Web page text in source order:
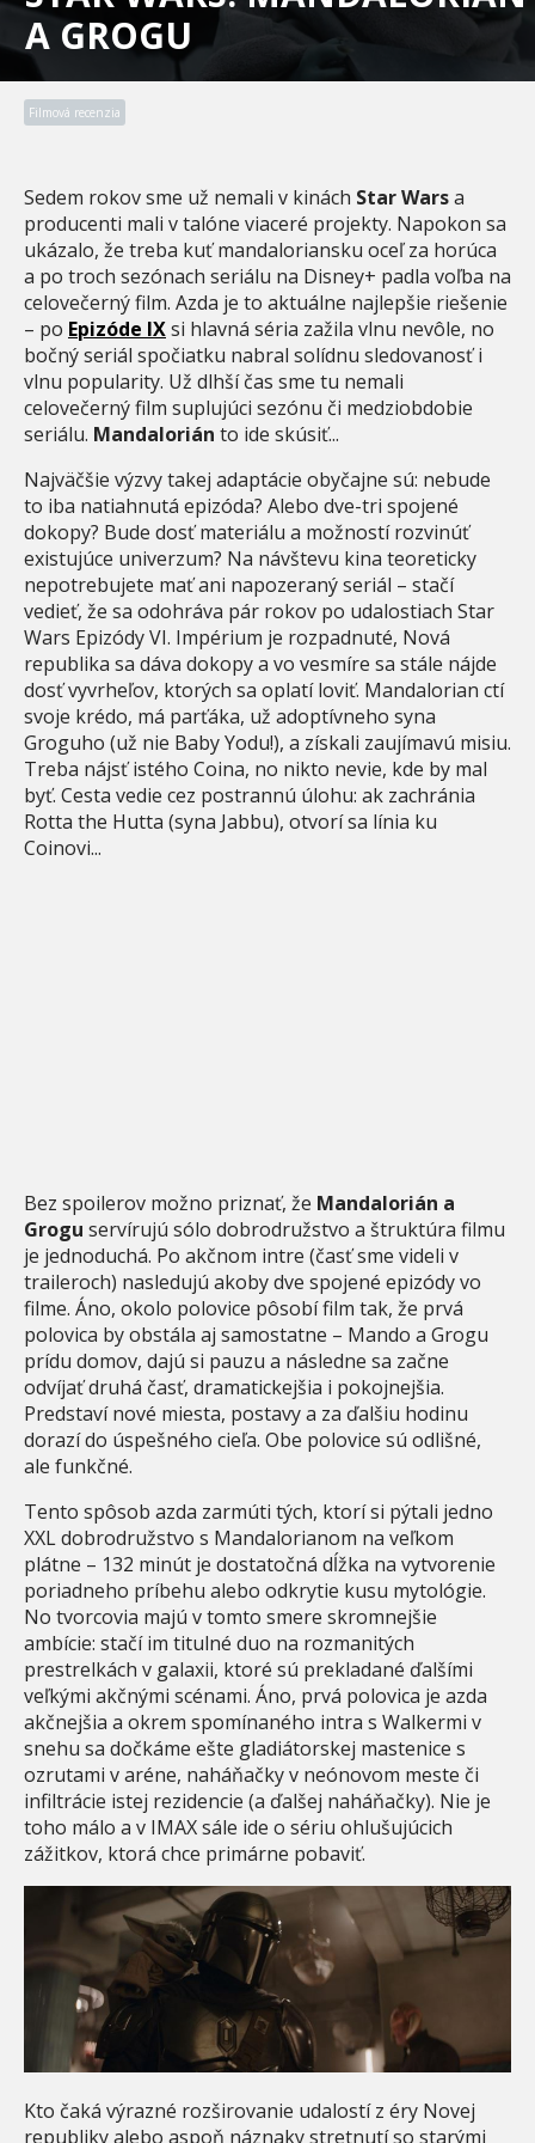
A GROGU
Filmová recenzia
Sedem rokov sme už nemali v kinách Star Warsa
producenti mali v talóne viaceré projekty. Napokon sa
ukázalo, že treba kuť mandaloriansku oceľ za horúca
a po troch sezónach seriálu na Disney+ padla voľba na
celovečerný film. Azda je to aktuálne najlepšie riešenie
– po Epizóde IXsi hlavná séria zažila vlnu nevôle, no
bočný seriál spočiatku nabral solídnu sledovanosť i
vlnu popularity. Už dlhší čas sme tu nemali
celovečerný film suplujúci sezónu či medziobdobie
seriálu. Mandalorián to ide skúsiť...
Najväčšie výzvy takej adaptácie obyčajne sú: nebude
to iba natiahnutá epizóda? Alebo dve-tri spojené
dokopy? Bude dosť materiálu a možností rozvinúť
existujúce univerzum? Na návštevu kina teoreticky
nepotrebujete mať ani napozeraný seriál – stačí
vedieť, že sa odohráva pár rokov po udalostiach Star
Wars Epizódy VI. Impérium je rozpadnuté, Nová
republika sa dáva dokopy a vo vesmíre sa stále nájde
dosť vyvrheľov, ktorých sa oplatí loviť. Mandalorian ctí
svoje krédo, má parťáka, už adoptívneho syna
Groguho (už nie Baby Yodu!), a získali zaujímavú misiu.
Treba nájsť istého Coina, no nikto nevie, kde by mal
byť. Cesta vedie cez postrannú úlohu: ak zachránia
Rotta the Hutta (syna Jabbu), otvorí sa línia ku
Coinovi...
Bez spoilerov možno priznať, že Mandalorián a
Grogu servírujú sólo dobrodružstvo a štruktúra filmu
je jednoduchá. Po akčnom intre (časť sme videli v
traileroch) nasledujú akoby dve spojené epizódy vo
filme. Áno, okolo polovice pôsobí film tak, že prvá
polovica by obstála aj samostatne – Mando a Grogu
prídu domov, dajú si pauzu a následne sa začne
odvíjať druhá časť, dramatickejšia i pokojnejšia.
Predstaví nové miesta, postavy a za ďalšiu hodinu
dorazí do úspešného cieľa. Obe polovice sú odlišné,
ale funkčné.
Tento spôsob azda zarmúti tých, ktorí si pýtali jedno
XXL dobrodružstvo s Mandalorianom na veľkom
plátne – 132 minút je dostatočná dĺžka na vytvorenie
poriadneho príbehu alebo odkrytie kusu mytológie.
No tvorcovia majú v tomto smere skromnejšie
ambície: stačí im titulné duo na rozmanitých
prestrelkách v galaxii, ktoré sú prekladané ďalšími
veľkými akčnými scénami. Áno, prvá polovica je azda
akčnejšia a okrem spomínaného intra s Walkermi v
snehu sa dočkáme ešte gladiátorskej mastenice s
ozrutami v aréne, naháňačky v neónovom meste či
infiltrácie istej rezidencie (a ďalšej naháňačky). Nie je
toho málo a v IMAX sále ide o sériu ohlušujúcich
zážitkov, ktorá chce primárne pobaviť.
Kto čaká výrazné rozširovanie udalostí z éry Novej
republiky alebo aspoň náznaky stretnutí so starými